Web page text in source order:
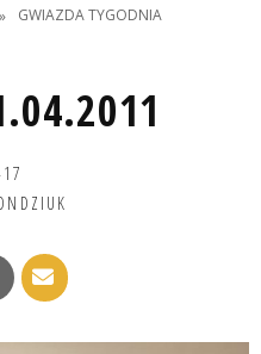
» GWIAZDA TYGODNIA